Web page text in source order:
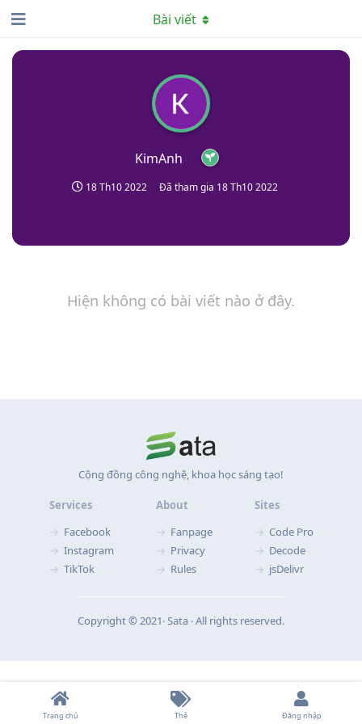
KimAnh
18 Th10 2022 Đã tham gia 18 Th10 2022
Bài viết
Hiện không có bài viết nào ở đây.
Cộng đồng công nghệ, khoa học sáng tạo!
Services
Facebook
Instagram
TikTok
About
Fanpage
Privacy
Rules
Sites
Code Pro
Decode
jsDelivr
Copyright © 2021‧ Sata ‧ All rights reserved.
Trang chủ Thẻ Đăng nhập